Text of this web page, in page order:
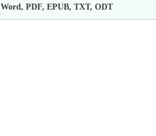
PDF, EPUB, TXT, ODT